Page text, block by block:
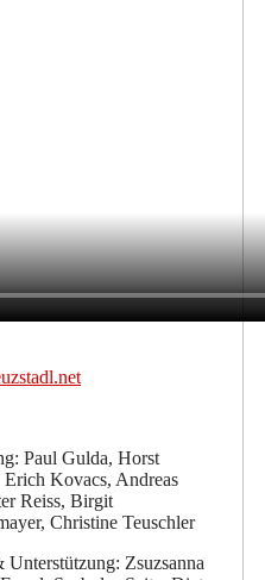
Paul Gulda, Horst
Kovacs, Andreas
Reiss, Birgit
Christine Teuschler
Zsuzsanna